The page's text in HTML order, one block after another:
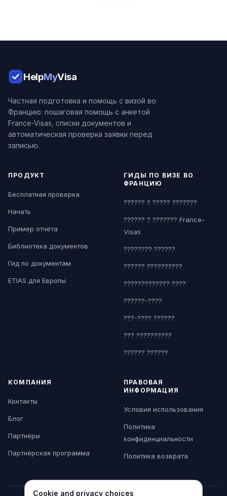
Cookie and privacy choices
HelpMyVisa
Частная подготовка и помощь с визой во
Францию: пошаговая помощь с анкетой
France-Visas, списки документов и
автоматическая проверка заявки перед
записью.
ПРОДУКТ
Бесплатная проверка
Начать
Пример отчёта
Библиотека документов
Гид по документам
ETIAS для Европы
ГИДЫ ПО ВИЗЕ ВО
ФРАНЦИЮ
?????? ? ????? ???????
?????? ? ??????? France-
Visas
???????? ??????
?????? ??????????
????????????? ????
??????-????
???-???? ??????
??? ??????????
?????? ??????
КОМПАНИЯ
Контакты
Блог
Партнёры
Партнёрская программа
ПРАВОВАЯ
ИНФОРМАЦИЯ
Условия использования
Политика
конфиденциальности
Политика возврата